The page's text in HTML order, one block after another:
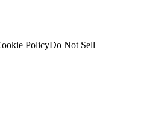
PolicyDo Not Sell